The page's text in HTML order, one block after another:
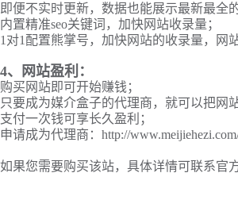
即便不实时更新，数据也能展示最新最全
内置精准seo关键词，加快网站收录量；
1对1配置熊掌号，加快网站的收录量，网
4、网站盈利：
购买网站即可开始赚钱；
只要成为媒介盒子的代理商，就可以把网
支付一次钱可享长久盈利；
申请成为代理商：http://
如果您需要购买该站，具体详情可联系官